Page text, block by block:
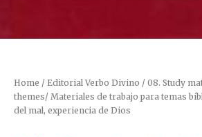
Home / Editorial Verbo Divino / 08. Study
themes/ Materiales de trabajo para temas
del mal, experiencia de Dios